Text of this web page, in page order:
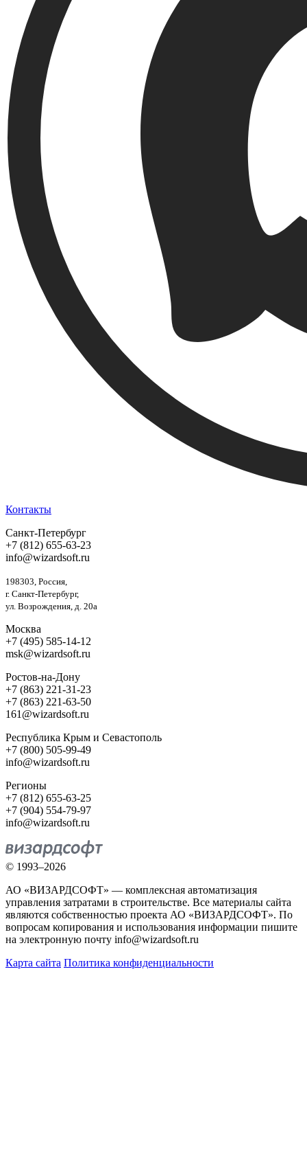
Контакты
Санкт-Петербург
+7 (812) 655-63-23
info@wizardsoft.ru
198303, Россия,
г. Санкт-Петербург,
ул. Возрождения, д. 20а
Москва
+7 (495) 585-14-12
msk@wizardsoft.ru
Ростов-на-Дону
+7 (863) 221-31-23
+7 (863) 221-63-50
161@wizardsoft.ru
Республика Крым и Севастополь
+7 (800) 505-99-49
info@wizardsoft.ru
Регионы
+7 (812) 655-63-25
+7 (904) 554-79-97
info@wizardsoft.ru
© 1993–2026
АО «ВИЗАРДСОФТ» — комплексная автоматизация
управления затратами в строительстве. Все материалы сайта
являются собственностью проекта АО «ВИЗАРДСОФТ». По
вопросам копирования и использования информации пишите
на электронную почту info@wizardsoft.ru
Карта сайта Политика конфиденциальности